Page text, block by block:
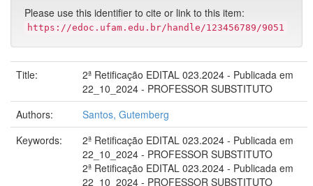
Please use this identifier to cite or link to this item:
https://edoc.ufam.edu.br/handle/123456789/9051
Title:
2ª Retificação EDITAL 023.2024 - Publicada em
22_10_2024 - PROFESSOR SUBSTITUTO
Authors:
Santos, Gutemberg
Keywords:
2ª Retificação EDITAL 023.2024 - Publicada em
22_10_2024 - PROFESSOR SUBSTITUTO
2ª Retificação EDITAL 023.2024 - Publicada em
22_10_2024 - PROFESSOR SUBSTITUTO